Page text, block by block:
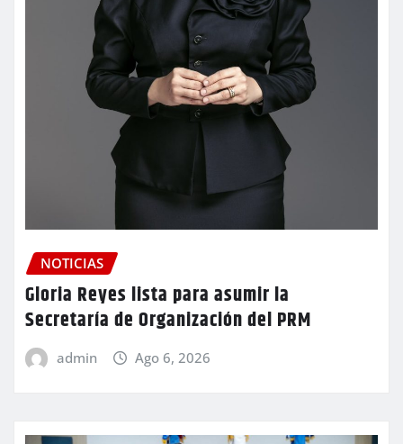
NOTICIAS
Gloria Reyes lista para asumir la
Secretaría de Organización del PRM
admin Ago 6, 2026